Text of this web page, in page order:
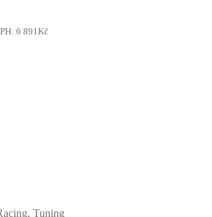
6 891Kč
, Tuning